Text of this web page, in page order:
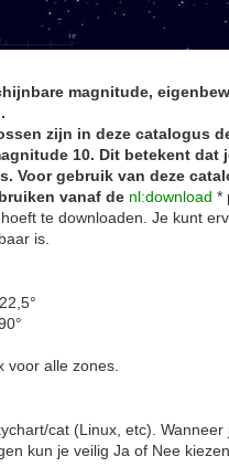
magnitude,
zijn in deze catalogus
10. Dit betekent dat
Voor gebruik van deze
vanaf de nl:download *
te downloaden. Je kunt
is.
voor alle zones.
cat (Linux, etc). Wanneer
kun je veilig Ja of Nee